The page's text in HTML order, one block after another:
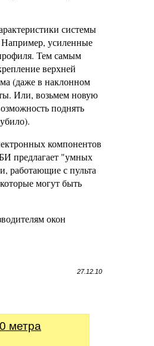
системы
Например, усиленные
Тем самым
верхней
(даже в наклонном
Или, возьмем новую
поднять
компонентов
предлагает "умных
работающие с пульта
могут быть
окон
27.12.10
метра